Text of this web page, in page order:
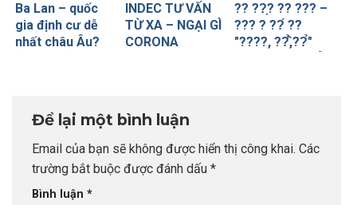
Ba Lan – quốc
gia định cư dễ
nhất châu Âu?
INDEC TƯ VẤN
TỪ XA – NGẠI GÌ
CORONA
?? ??̣? ?? ??? –
??? ? ??́ ??
"????, ??̂̉,??̉"
Để lại một bình luận
Email của bạn sẽ không được hiển thị công khai. Các
trường bắt buộc được đánh dấu *
Bình luận *